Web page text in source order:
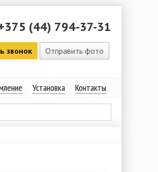
(44) 794-37-31
звонок Отправить фото
Установка Контакты